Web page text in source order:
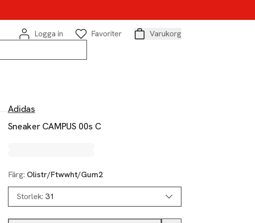
Logga in
Favoriter
Varukorg
Adidas
Sneaker CAMPUS 00s C
Färg: Olistr/Ftwwht/Gum2
Storlek: 31